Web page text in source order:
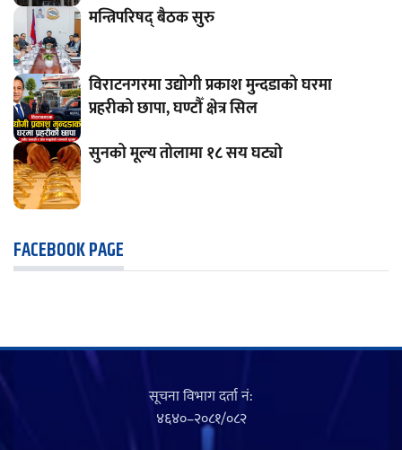
मन्त्रिपरिषद् बैठक सुरु
विराटनगरमा उद्योगी प्रकाश मुन्दडाको घरमा
प्रहरीको छापा, घण्टौँ क्षेत्र सिल
सुनको मूल्य तोलामा १८ सय घट्यो
FACEBOOK PAGE
सूचना विभाग दर्ता नं‍:
४६४०–२०८१/०८२